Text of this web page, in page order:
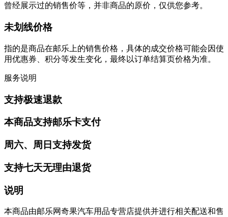
曾经展示过的销售价等，并非商品的原价，仅供您参考。
未划线价格
指的是商品在邮乐上的销售价格，具体的成交价格可能会因使
用优惠券、积分等发生变化，最终以订单结算页价格为准。
服务说明
支持极速退款
本商品支持邮乐卡支付
周六、周日支持发货
支持七天无理由退货
说明
本商品由邮乐网奇果汽车用品专营店提供并进行相关配送和售